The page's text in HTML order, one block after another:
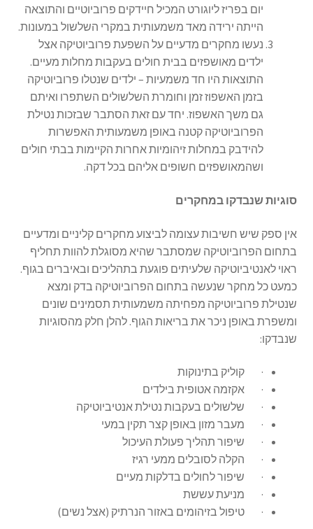
יום בפריז ליוגורט המכיל חיידקים פרוביוטיים והתוצאה
הייתה ירידה מאד משמעותית במקרי השלשול במעונות.
נעשו מחקרים מדעיים על השפעת פרוביוטיקה אצל
ילדים מאושפזים בבית חולים בעקבות מחלות מעיים.
התוצאות היו חד משמעיות – ילדים שנטלו פרוביוטיקה
בזמן האשפוז זמן וחומרת השלשולים השתפרו ואיתם
גם משך האשפוז. יחד עם זאת הסתבר שבזכות נטילת
הפרוביוטיקה קטנה באופן משמעותית האפשרות
להידבק במחלות זיהומיות אחרות הקיימות בבתי חולים
ושהמאושפזים חשופים אליהם בכל דקה.
סוגיות שנבדקו במחקרים
אין ספק שיש חשיבות עצומה לביצוע מחקרים קליניים ומדעיים
בתחום הפרוביוטיקה שמסתבר שהיא מסוגלת להוות תחליף
ראוי לאנטיביוטיקה שלעיתים פוגעת בתהליכים ובאיברים בגוף.
כמעט כל מחקר שנעשה בתחום הפרוביוטיקה בדק ומצא
שנטילת פרוביוטיקה מפחיתה משמעותית תסמינים שונים
ומשפרת באופן ניכר את בריאות הגוף. להלן חלק מהסוגיות
שנבדקו:
· קוליק בתינוקות
· אקזמה אטופית בילדים
· שלשולים בעקבות נטילת אנטיביוטיקה
· מעבר מזון באופן קצר תקין במעי
· שיפור תהליך פעולת העיכול
· הקלה לסובלים ממעי רגיז
· שיפור לחולים בדלקות מעיים
· מניעת עששת
· טיפול בזיהומים באזור הנרתיק (אצל נשים)